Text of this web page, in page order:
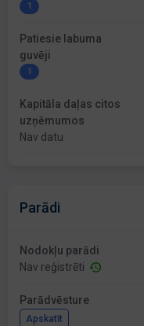
1
Patiesie labuma
guvēji
1
Kapitāla daļas citos
uzņēmumos
Nav datu
Parādi
Nodokļu parādi
Nav reģistrēti
Parādvēsture
Apskatīt